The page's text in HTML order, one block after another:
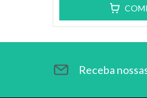
Receba